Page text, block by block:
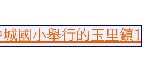
舉行的玉里鎮115年